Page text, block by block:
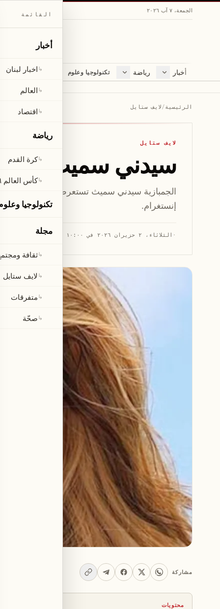
الجمعة، ٧ آب ٢٠٢٦
أخبار
اخبار لبنان
رياضة
كرة القدم
تكنولوجيا وعلوم مجلة
ثقافة ومجتمع
لايف ستايل
الرئيسية/لايف ستايل
لايف ستايل
سيدني سميث تبهر
الجمبازية سيدني سميث تستعرض منحنياتها في
إنستغرام.
· الثلاثاء، ٢ حزيران ٢٠٢٦ في ١٠:٠٠ م قراءة 2 دقيقتان
مشاركة
محتويات
القائمة
أخبار
↳اخبار لبنان
↳العالم
↳اقتصاد
رياضة
↳كرة القدم
↳كأس العالم ٢٠٢٦
تكنولوجيا
مجلة
↳ثقافة
↳ لايف ستايل
↳متفرقات
↳صحّة